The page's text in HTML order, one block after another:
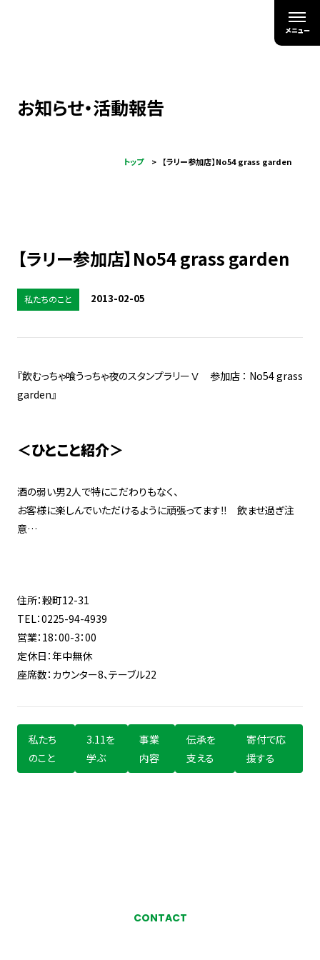
お知らせ・活動報告
トップ 【ラリー参加店】No54 grass garden
【ラリー参加店】No54 grass garden
私たちのこと 2013-02-05
『飲むっちゃ喰うっちゃ夜のスタンプラリーⅤ 参加店 ： No54 grass
garden』
＜ひとこと紹介＞
酒の弱い男2人で特にこだわりもなく、
お客様に楽しんでいただけるように頑張ってます‼ 飲ませ過ぎ注
意…
住所：穀町12-31
TEL：0225-94-4939
営業：18：00-3：00
定休日：年中無休
座席数：カウンター8、テーブル22
私たち
のこと
3.11を
学ぶ
事業
内容
伝承を
支える
寄付で応
援する
CONTACT